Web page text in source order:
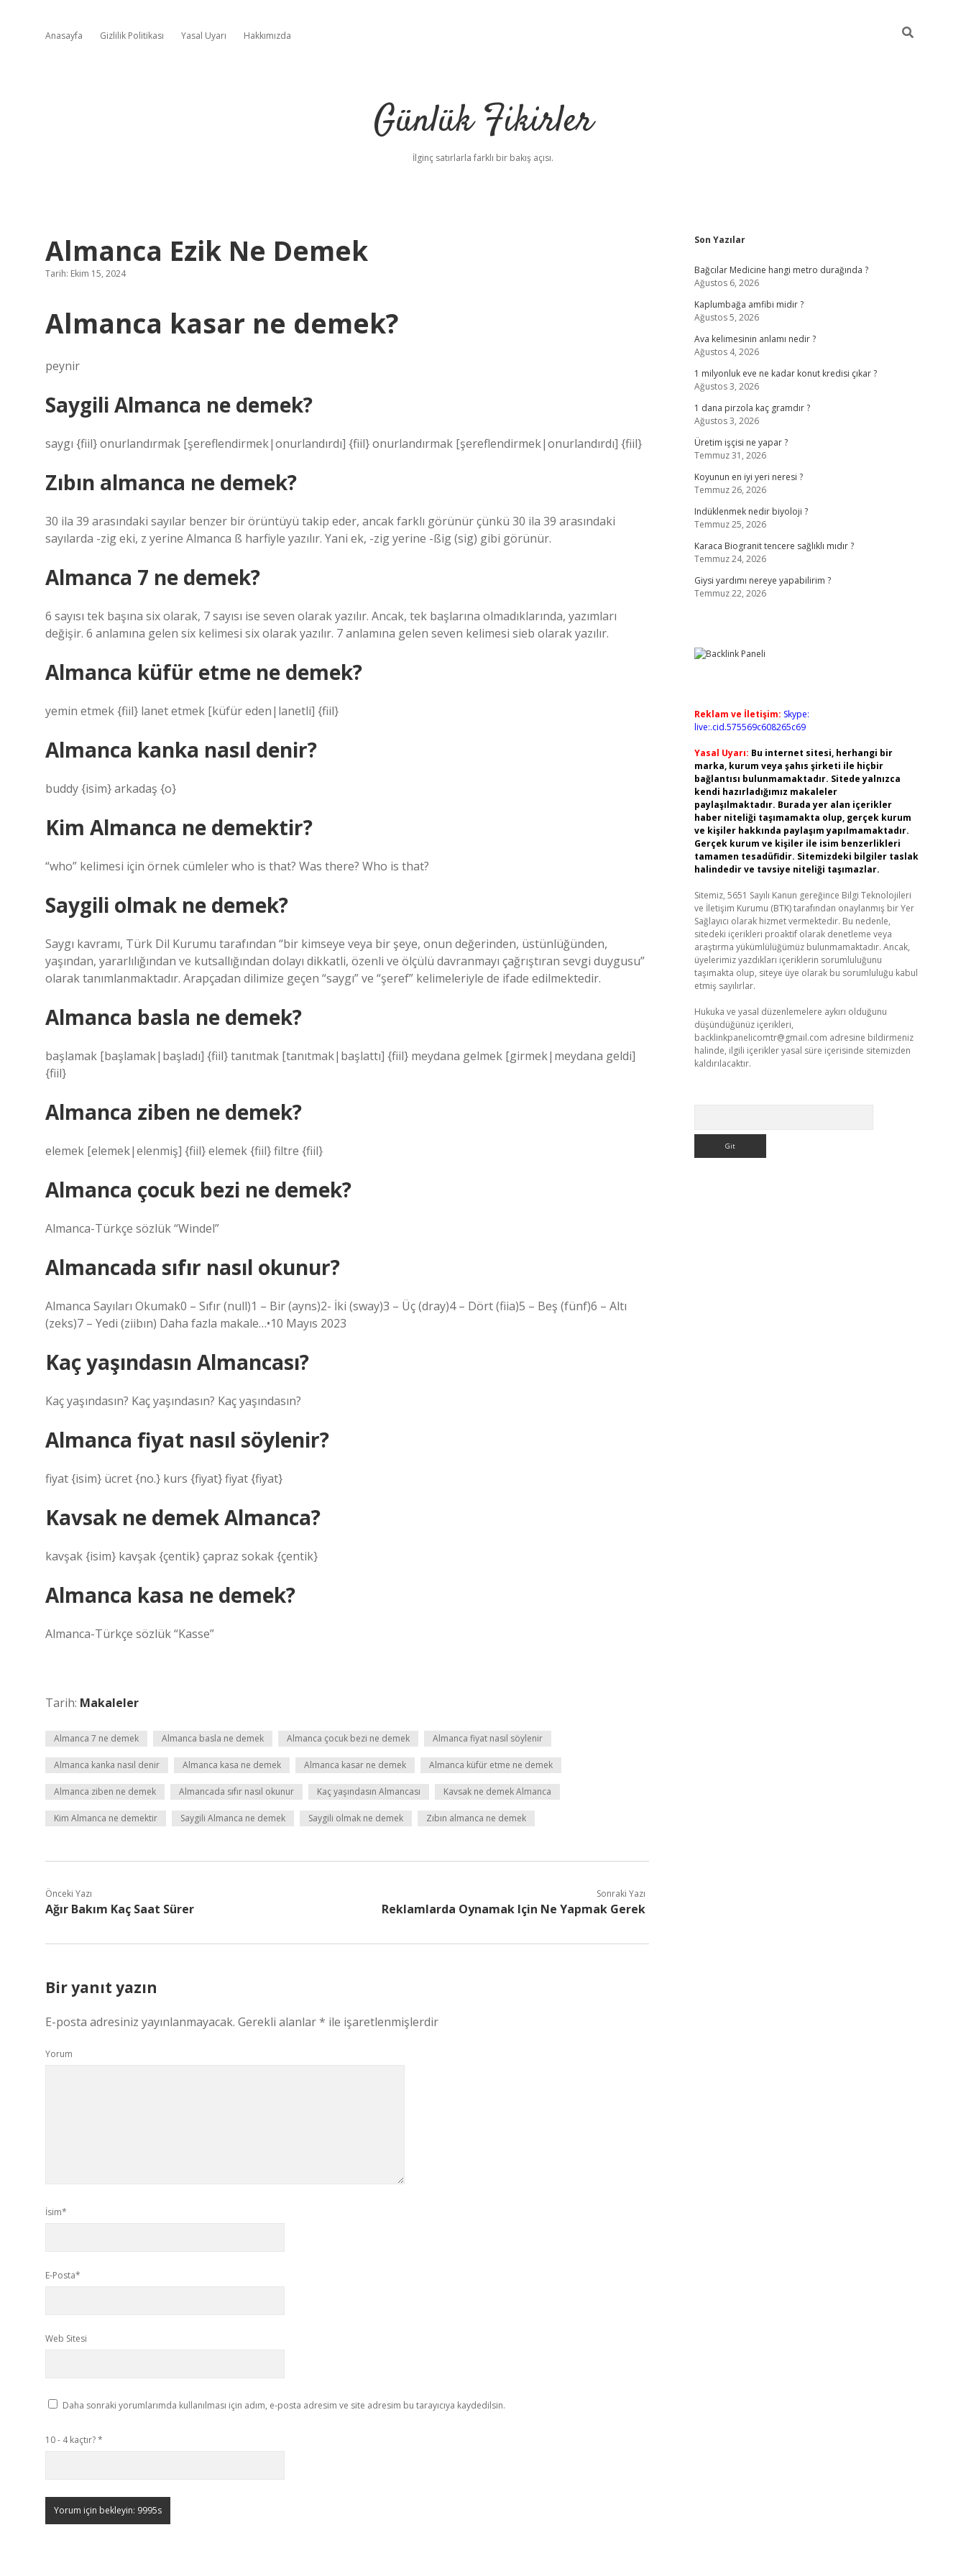
Anasayfa Gizlilik Politikası Yasal Uyarı Hakkımızda
Günlük Fikirler
İlginç satırlarla farklı bir bakış açısı.
Almanca Ezik Ne Demek
Tarih: Ekim 15, 2024
Almanca kasar ne demek?
peynir
Saygili Almanca ne demek?
saygı {fiil} onurlandırmak [şereflendirmek|onurlandırdı] {fiil} onurlandırmak [şereflendirmek|onurlandırdı] {fiil}
Zıbın almanca ne demek?
30 ila 39 arasındaki sayılar benzer bir örüntüyü takip eder, ancak farklı görünür çünkü 30 ila 39 arasındaki
sayılarda -zig eki, z yerine Almanca ß harfiyle yazılır. Yani ek, -zig yerine -ßig (sig) gibi görünür.
Almanca 7 ne demek?
6 sayısı tek başına six olarak, 7 sayısı ise seven olarak yazılır. Ancak, tek başlarına olmadıklarında, yazımları
değişir. 6 anlamına gelen six kelimesi six olarak yazılır. 7 anlamına gelen seven kelimesi sieb olarak yazılır.
Almanca küfür etme ne demek?
yemin etmek {fiil} lanet etmek [küfür eden|lanetli] {fiil}
Almanca kanka nasıl denir?
buddy {isim} arkadaş {o}
Kim Almanca ne demektir?
“who” kelimesi için örnek cümleler who is that? Was there? Who is that?
Saygili olmak ne demek?
Saygı kavramı, Türk Dil Kurumu tarafından “bir kimseye veya bir şeye, onun değerinden, üstünlüğünden,
yaşından, yararlılığından ve kutsallığından dolayı dikkatli, özenli ve ölçülü davranmayı çağrıştıran sevgi duygusu”
olarak tanımlanmaktadır. Arapçadan dilimize geçen “saygı” ve “şeref” kelimeleriyle de ifade edilmektedir.
Almanca basla ne demek?
başlamak [başlamak|başladı] {fiil} tanıtmak [tanıtmak|başlattı] {fiil} meydana gelmek [girmek|meydana geldi]
{fiil}
Almanca ziben ne demek?
elemek [elemek|elenmiş] {fiil} elemek {fiil} filtre {fiil}
Almanca çocuk bezi ne demek?
Almanca-Türkçe sözlük “Windel”
Almancada sıfır nasıl okunur?
Almanca Sayıları Okumak0 – Sıfır (null)1 – Bir (ayns)2- İki (sway)3 – Üç (dray)4 – Dört (fiia)5 – Beş (fünf)6 – Altı
(zeks)7 – Yedi (ziibın) Daha fazla makale…•10 Mayıs 2023
Kaç yaşındasın Almancası?
Kaç yaşındasın? Kaç yaşındasın? Kaç yaşındasın?
Almanca fiyat nasıl söylenir?
fiyat {isim} ücret {no.} kurs {fiyat} fiyat {fiyat}
Kavsak ne demek Almanca?
kavşak {isim} kavşak {çentik} çapraz sokak {çentik}
Almanca kasa ne demek?
Almanca-Türkçe sözlük “Kasse”
Tarih: Makaleler
Almanca 7 ne demek Almanca basla ne demek Almanca çocuk bezi ne demek Almanca fiyat nasıl söylenir
Almanca kanka nasıl denir Almanca kasa ne demek Almanca kasar ne demek Almanca küfür etme ne demek
Almanca ziben ne demek Almancada sıfır nasıl okunur Kaç yaşındasın Almancası Kavsak ne demek Almanca
Kim Almanca ne demektir Saygili Almanca ne demek Saygili olmak ne demek Zıbın almanca ne demek
Önceki Yazı
Ağır Bakım Kaç Saat Sürer
Sonraki Yazı
Reklamlarda Oynamak Için Ne Yapmak Gerek
Bir yanıt yazın
E-posta adresiniz yayınlanmayacak. Gerekli alanlar* ile işaretlenmişlerdir
Yorum
İsim*
E-Posta*
Web Sitesi
Daha sonraki yorumlarımda kullanılması için adım, e-posta adresim ve site adresim bu tarayıcıya kaydedilsin.
10 - 4 kaçtır?*
Sidebar
Son Yazılar
Bağcılar Medicine hangi metro durağında ?
Ağustos 6, 2026
Kaplumbağa amfibi midir ?
Ağustos 5, 2026
Ava kelimesinin anlamı nedir ?
Ağustos 4, 2026
1 milyonluk eve ne kadar konut kredisi çıkar ?
Ağustos 3, 2026
1 dana pirzola kaç gramdır ?
Ağustos 3, 2026
Üretim işçisi ne yapar ?
Temmuz 31, 2026
Koyunun en iyi yeri neresi ?
Temmuz 26, 2026
Indüklenmek nedir biyoloji ?
Temmuz 25, 2026
Karaca Biogranit tencere sağlıklı mıdır ?
Temmuz 24, 2026
Giysi yardımı nereye yapabilirim ?
Temmuz 22, 2026
Reklam ve İletişim: Skype:
live:.cid.575569c608265c69
Yasal Uyarı: Bu internet sitesi, herhangi bir
marka, kurum veya şahıs şirketi ile hiçbir
bağlantısı bulunmamaktadır. Sitede yalnızca
kendi hazırladığımız makaleler
paylaşılmaktadır. Burada yer alan içerikler
haber niteliği taşımamakta olup, gerçek kurum
ve kişiler hakkında paylaşım yapılmamaktadır.
Gerçek kurum ve kişiler ile isim benzerlikleri
tamamen tesadüfidir. Sitemizdeki bilgiler taslak
halindedir ve tavsiye niteliği taşımazlar.
Sitemiz, 5651 Sayılı Kanun gereğince Bilgi Teknolojileri
ve İletişim Kurumu (BTK) tarafından onaylanmış bir Yer
Sağlayıcı olarak hizmet vermektedir. Bu nedenle,
sitedeki içerikleri proaktif olarak denetleme veya
araştırma yükümlülüğümüz bulunmamaktadır. Ancak,
üyelerimiz yazdıkları içeriklerin sorumluluğunu
taşımakta olup, siteye üye olarak bu sorumluluğu kabul
etmiş sayılırlar.
Hukuka ve yasal düzenlemelere aykırı olduğunu
düşündüğünüz içerikleri,
backlinkpanelicomtr@gmail.com adresine bildirmeniz
halinde, ilgili içerikler yasal süre içerisinde sitemizden
kaldırılacaktır.